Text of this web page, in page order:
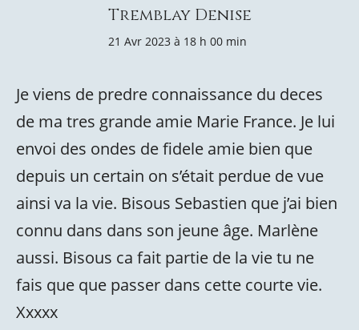
Tremblay Denise
21 Avr 2023 à 18 h 00 min
Je viens de predre connaissance du deces
de ma tres grande amie Marie France. Je lui
envoi des ondes de fidele amie bien que
depuis un certain on s’était perdue de vue
ainsi va la vie. Bisous Sebastien que j’ai bien
connu dans dans son jeune âge. Marlène
aussi. Bisous ca fait partie de la vie tu ne
fais que que passer dans cette courte vie.
Xxxxx